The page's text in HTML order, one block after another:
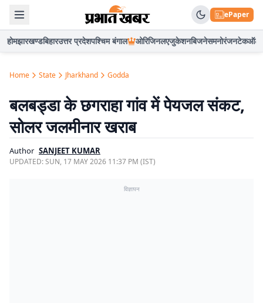
ePaper
होमझारखण्डबिहारउत्तर प्रदेशपश्चिम बंगाल ओरिजिनलएजुकेशनबिजनेसमनोरंजनटेकऑटो
Home State Jharkhand Godda
बलबड्डा के छगराहा गांव में पेयजल संकट,
सोलर जलमीनार खराब
Author SANJEET KUMAR
UPDATED:SUN, 17 MAY 2026 11:37 PM (IST)
विज्ञापन